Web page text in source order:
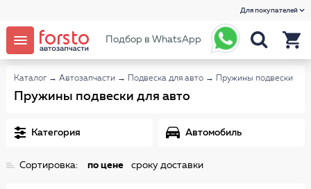
Для покупателей
Подбор в WhatsApp
Каталог → Автозапчасти → Подвеска для авто → Пружины подвески
Пружины подвески для авто
Категория Автомобиль
Сортировка: по цене сроку доставки